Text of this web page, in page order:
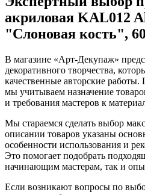
акриловая KAL012
"Слоновая кость",
В магазине «Арт-Декупаж»
декоративного творчества,
качественные авторские
мы учитываем назначение
и требования мастеров к
Мы стараемся сделать выбор
описании товаров указаны
особенности использования и
Это помогает подобрать
начинающим мастерам, так и
Если возникают вопросы по